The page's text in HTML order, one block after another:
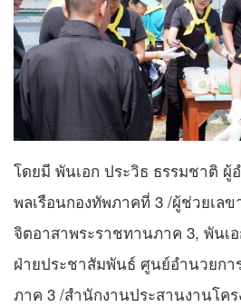
โดยมี พันเอก ประวิธ ธรรมชาติ ผู้
พลเรือนกองทัพภาคที่ 3 /ผู้ช่วยเล
จิตอาสาพระราชทานภาค 3, พันเ
ฝ่ายประชาสัมพันธ์ ศูนย์อำนวยก
ภาค 3 /สำนักงานประสานงานโค